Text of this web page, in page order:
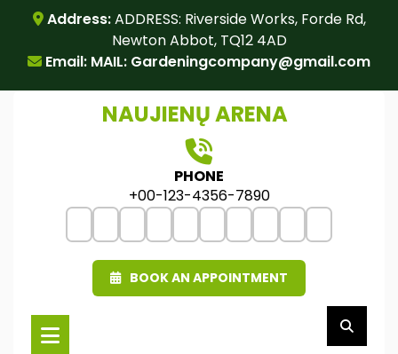
content
Address:ADDRESS: Riverside Works, Forde Rd,
Newton Abbot, TQ12 4AD
Email: MAIL: Gardeningcompany@gmail.com
NAUJIENŲ ARENA
PHONE
+00-123-4356-7890
BOOK AN APPOINTMENT